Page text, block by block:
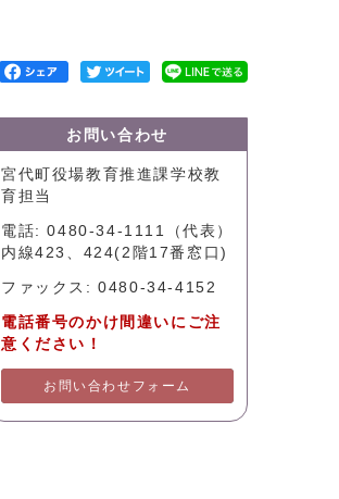
お問い合わせ
宮代町役場教育推進課学校教
育担当
電話: 0480-34-1111（代表）
内線423、424(2階17番窓口)
ファックス: 0480-34-4152
電話番号のかけ間違いにご注
意ください！
お問い合わせフォーム